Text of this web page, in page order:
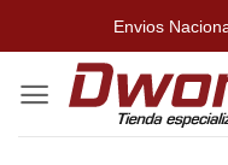
contenido
Envios